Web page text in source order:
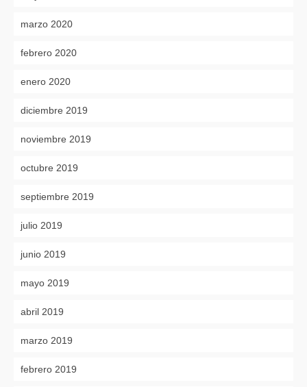
marzo 2020
febrero 2020
enero 2020
diciembre 2019
noviembre 2019
octubre 2019
septiembre 2019
julio 2019
junio 2019
mayo 2019
abril 2019
marzo 2019
febrero 2019